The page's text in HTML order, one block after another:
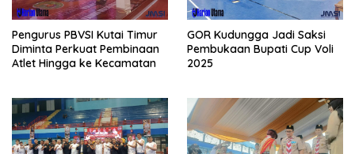
Pengurus PBVSI Kutai Timur
Diminta Perkuat Pembinaan
Atlet Hingga ke Kecamatan
GOR Kudungga Jadi Saksi
Pembukaan Bupati Cup Voli
2025